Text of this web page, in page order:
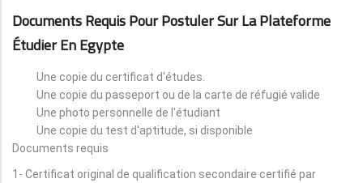
Documents Requis Pour Postuler Sur La Plateforme
Étudier En Egypte
Une copie du certificat d'études.
Une copie du passeport ou de la carte de réfugié valide
Une photo personnelle de l'étudiant
Une copie du test d'aptitude, si disponible
Documents requis
1- Certificat original de qualification secondaire certifié par